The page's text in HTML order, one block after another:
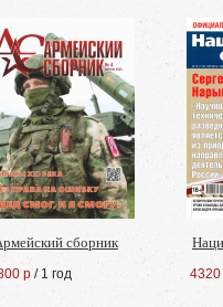
сборник
р / 1 год 4320